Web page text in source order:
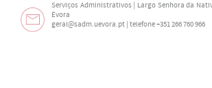
Serviços Administrativos | Largo Senhora da
Évora
geral@sadm.uevora.pt | telefone +351 266 760 966